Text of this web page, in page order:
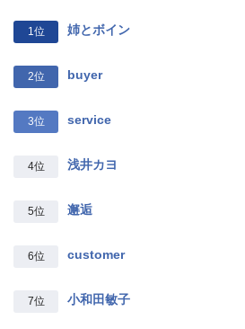
1位 姉とボイン
2位 buyer
3位 service
4位 浅井カヨ
5位 邂逅
6位 customer
7位 小和田敏子